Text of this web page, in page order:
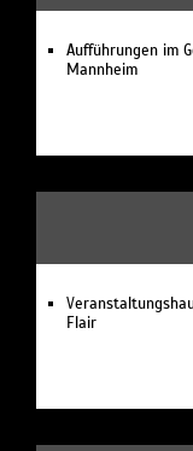
Aufführungen im
Mannheim
Flair